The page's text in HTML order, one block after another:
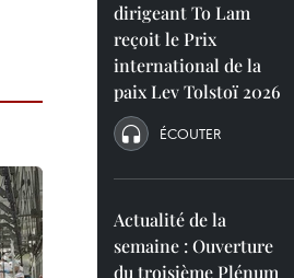
dirigeant To Lam
reçoit le Prix
international de la
paix Lev Tolstoï 2026
ÉCOUTER
Actualité de la
semaine : Ouverture
du troisième Plénum